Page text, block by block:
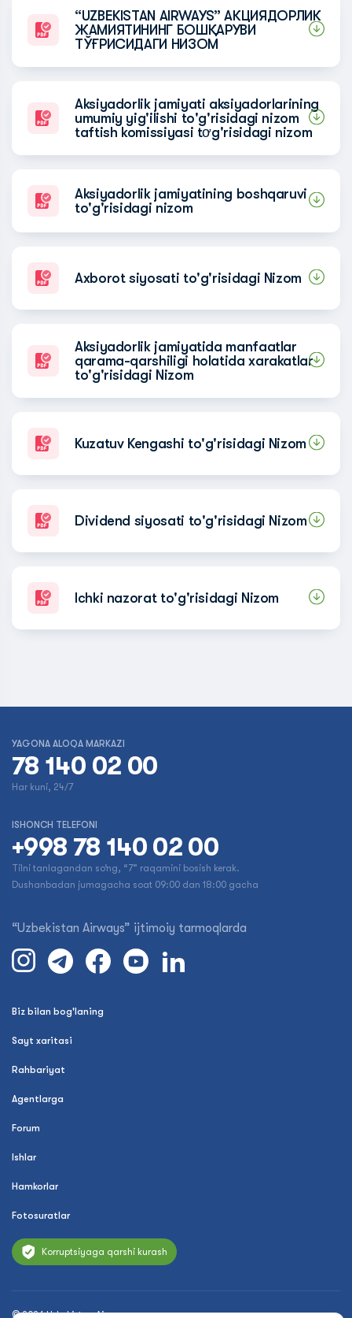
“UZBEKISTAN AIRWAYS” АКЦИЯДОРЛИК
ЖАМИЯТИНИНГ БОШҚАРУВИ
ТЎҒРИСИДАГИ НИЗОМ
Aksiyadorlik jamiyati aksiyadorlarining
umumiy yig'ilishi to'g'risidagi nizom
taftish komissiyasi tơg'risidagi nizom
Aksiyadorlik jamiyatining boshqaruvi
to'g'risidagi nizom
Axborot siyosati to'g'risidagi Nizom
Aksiyadorlik jamiyatida manfaatlar
qarama-qarshiligi holatida xarakatlar
to'g'risidagi Nizom
Kuzatuv Kengashi to'g'risidagi Nizom
Dividend siyosati to'g'risidagi Nizom
Ichki nazorat to'g'risidagi Nizom
YAGONA ALOQA MARKAZI
78 140 02 00
Har kuni, 24/7
ISHONCH TELEFONI
+998 78 140 02 00
Tilni tanlagandan so‘ng, “7” raqamini bosish kerak.
Dushanbadan jumagacha soat 09:00 dan 18:00 gacha
“Uzbekistan Airways” ijtimoiy tarmoqlarda
Biz bilan bog'laning
Sayt xaritasi
Rahbariyat
Agentlarga
Forum
Ishlar
Hamkorlar
Fotosuratlar
Korruptsiyaga qarshi kurash
© 2026 Uzbekistan Airways